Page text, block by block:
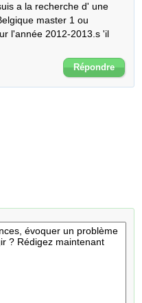
a la recherche d' une
master 1 ou
l'année 2012-2013.s 'il
Répondre